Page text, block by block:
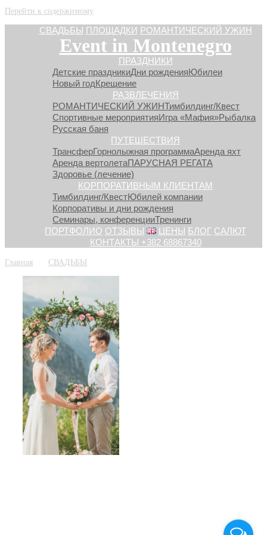
Перейти к содержимому
СВАДЬБЫ ПЛОЩАДКИ РОМАНТИЧЕСКИЙ УЖИН
Event in Montenegro
ПРАЗДНИКИ
Детские праздникиДни рожденияЮбилеи
Новый годКрещение
РАЗВЛЕЧЕНИЯ
РОМАНТИЧЕСКИЙ УЖИНТимбилдинг/Квест
Спортивные мероприятияИгра «Мафия»Рыбалка
Русская баня
ПУТЕШЕСТВИЯ
ТрансферГорнолыжная программаАренда яхт
Аренда вертолетаПАРУСНАЯ РЕГАТА
Здоровье (лечение)
КОРПОРАТИВНЫМ КЛИЕНТАМ
Тимбилдинг/КвестЮбилей компании
Корпоративы и дни рождения
Семинары, конференцииТренинги
ПОРТФОЛИО ОТЗЫВЫ ЦЕНЫ БЛОГ САЛЮТ
КОНТАКТЫ +382 68867340
Главная СВАДЬБЫ